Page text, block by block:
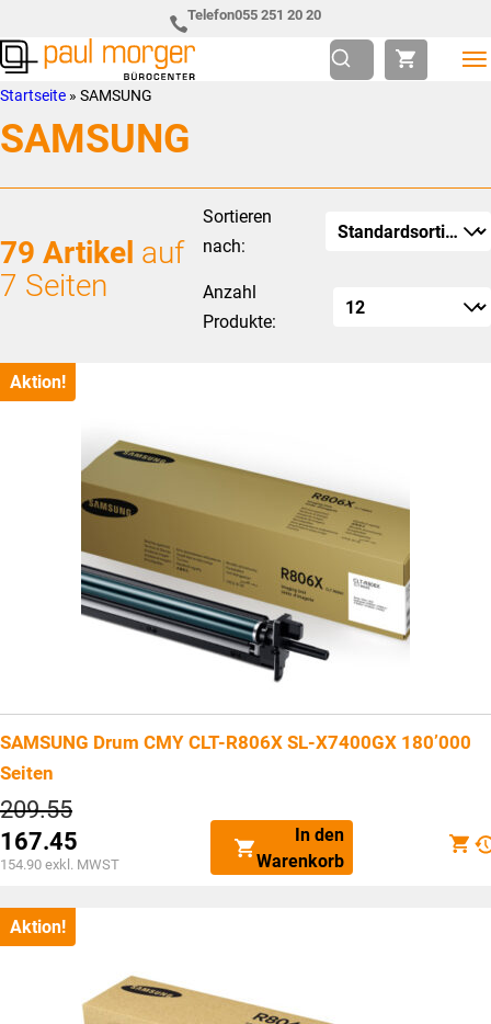
Hauptnavigation
springen
to
main
content
Telefon055 251 20 20
Paul
Morger
AG
Bürocenter
so
individuell
wie
Sie
Startseite » SAMSUNG
SAMSUNG
79 Artikel auf
7 Seiten
Sortieren
nach:
Anzahl
Produkte:
Aktion!
SAMSUNG Drum CMY CLT-R806X SL-X7400GX 180’000
Seiten
209.55Ursprünglicher
Preis
war:
CHF209.55
167.45
Aktueller
ist:
CHF167.45.
154.90 exkl. MWST
In den
Warenkorb
Aktion!